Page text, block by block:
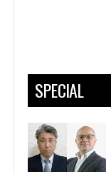
SPECIAL